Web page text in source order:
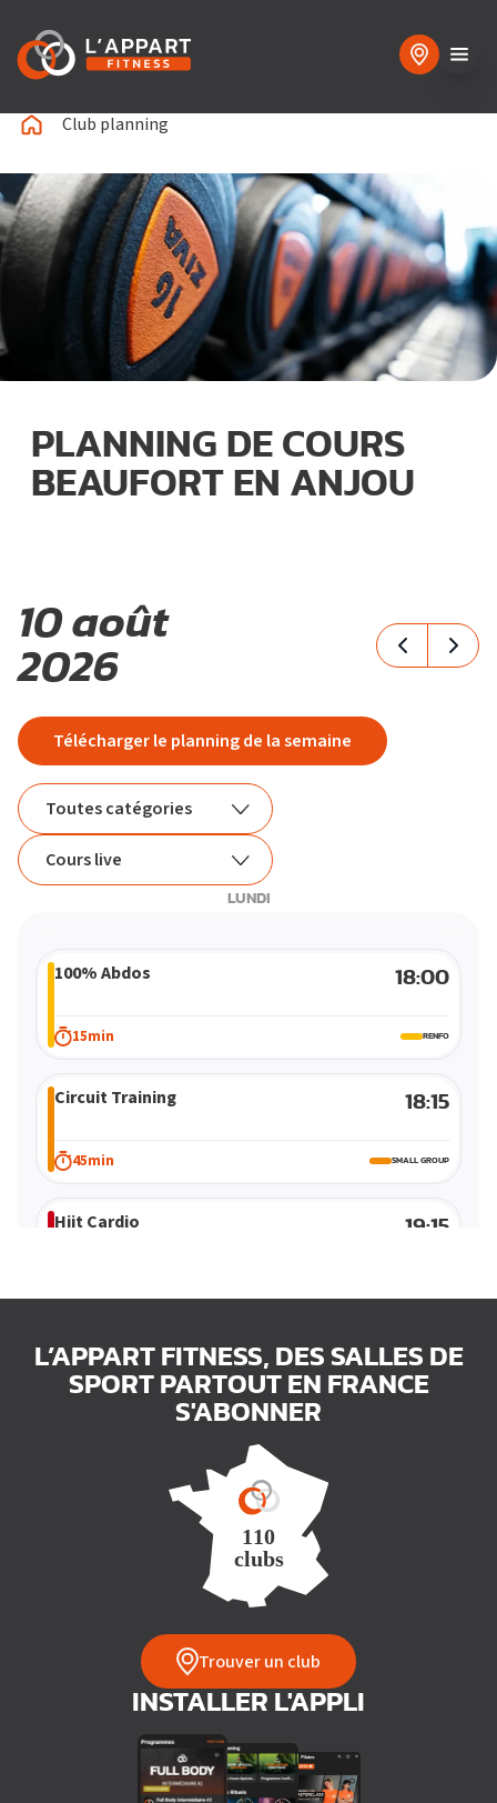
MOT
IVÉ
APPLI JOY SMALL GROUP
COACHING PERSONNALISÉ
BLOG
DEVENIR FRANCHISÉ L’APPART FITNESS
Club planning
PLANNING DE COURS
BEAUFORT EN ANJOU
10 août
2026
Télécharger le planning de la semaine
Toutes catégories
Toutes catégories
Cours live
LUNDI
100% Abdos 18:00
15min RENFO
Circuit Training 18:15
45min SMALL GROUP
Hiit Cardio 19:15
L’APPART FITNESS, DES SALLES DE
SPORT PARTOUT EN FRANCE
S'ABONNER
Trouver un club
INSTALLER L'APPLI